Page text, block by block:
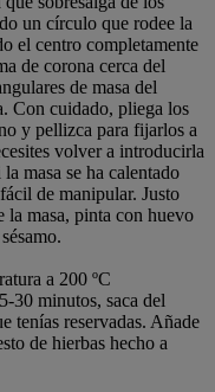
un círculo que rodee la
el centro completamente
de corona cerca del
de masa del
Con cuidado, pliega los
y pellizca para fijarlos a
volver a introducirla
masa se ha calentado
de manipular. Justo
la masa, pinta con huevo
a 200 ºC
30 minutos, saca del
tenías reservadas. Añade
de hierbas hecho a